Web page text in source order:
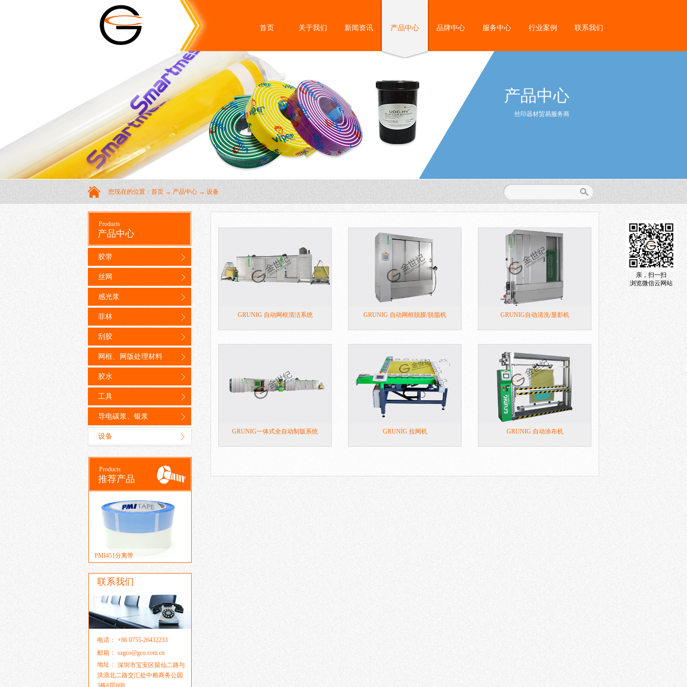
首页 关于我们 新闻资讯 产品中心 品牌中心 服务中心 行业案例 联系我们
产品中心
丝印器材贸易服务商
您现在的位置： 首页 →产品中心 →设备
产品中心
Products
胶带
丝网
感光浆
菲林
刮胶
网框、网版处理材料
胶水
工具
导电碳浆、银浆
设备
推荐产品
Products
PMI451分离带
丝马特 Smartmesh丝网
联系我们
电话：
+86 0755-26432233
邮箱：
szgco@gco.com.cn
地址：
深圳市宝安区留仙二路与
洪浪北二路交汇处中粮商务公园
3栋6层608
GRUNIG 自动网框清洁系统 GRUNIG 自动网框脱膜/脱脂机 GRUNIG自动清洗/显影机
GRUNIG一体式全自动制版系统 GRUNIG 拉网机 GRUNIG 自动涂布机
亲，扫一扫
浏览微信云网站